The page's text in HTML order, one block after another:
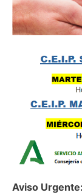
Aviso